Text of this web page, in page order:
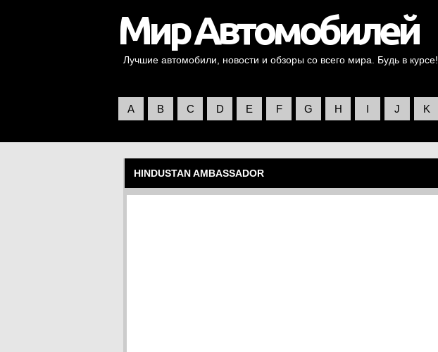
Лучшие автомобили, новости и обзоры со всего мира. Будь в курсе!
A B C D E F G H I J K
HINDUSTAN AMBASSADOR